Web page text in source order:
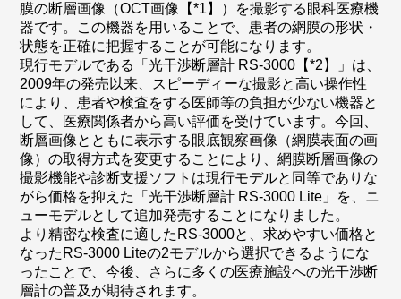
膜の断層画像（OCT画像【*1】）を撮影する眼科医療機
器です。この機器を用いることで、患者の網膜の形状・
状態を正確に把握することが可能になります。
現行モデルである「光干渉断層計 RS-3000【*2】」は、
2009年の発売以来、スピーディーな撮影と高い操作性
により、患者や検査をする医師等の負担が少ない機器と
して、医療関係者から高い評価を受けています。今回、
断層画像とともに表示する眼底観察画像（網膜表面の画
像）の取得方式を変更することにより、網膜断層画像の
撮影機能や診断支援ソフトは現行モデルと同等でありな
がら価格を抑えた「光干渉断層計 RS-3000 Lite」を、ニ
ューモデルとして追加発売することになりました。
より精密な検査に適したRS-3000と、求めやすい価格と
なったRS-3000 Liteの2モデルから選択できるようにな
ったことで、今後、さらに多くの医療施設への光干渉断
層計の普及が期待されます。